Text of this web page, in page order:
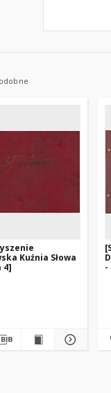
Kuźnia Słowa
4]
-